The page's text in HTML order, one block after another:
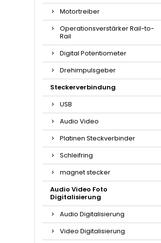
Motortreiber
Operationsverstärker Rail-to-
Rail
Digital Potentiometer
Drehimpulsgeber
Steckerverbindung
USB
Audio Video
Platinen Steckverbinder
Schleifring
magnet stecker
Audio Video Foto
Digitalisierung
Audio Digitalisierung
Video Digitalisierung